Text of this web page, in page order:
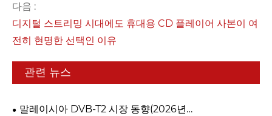
다음 :
디지털 스트리밍 시대에도 휴대용 CD 플레이어 사본이 여
전히 현명한 선택인 이유
관련 뉴스
말레이시아 DVB-T2 시장 동향(2026년